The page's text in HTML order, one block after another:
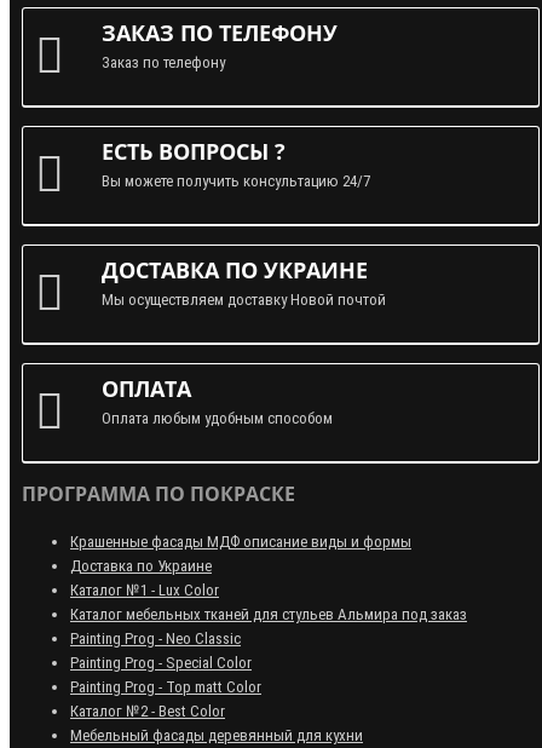
ЗАКАЗ ПО ТЕЛЕФОНУ
Заказ по телефону
ЕСТЬ ВОПРОСЫ ?
Вы можете получить консультацию 24/7
ДОСТАВКА ПО УКРАИНЕ
Мы осуществляем доставку Новой почтой
ОПЛАТА
Оплата любым удобным способом
ПРОГРАММА ПО ПОКРАСКЕ
Крашенные фасады МДФ описание виды и формы
Доставка по Украине
Каталог №1 - Lux Color
Каталог мебельных тканей для стульев Альмира под заказ
Painting Prog - Neo Classiс
Painting Prog - Special Color
Painting Prog - Top matt Color
Каталог №2 - Best Color
Мебельный фасады деревянный для кухни